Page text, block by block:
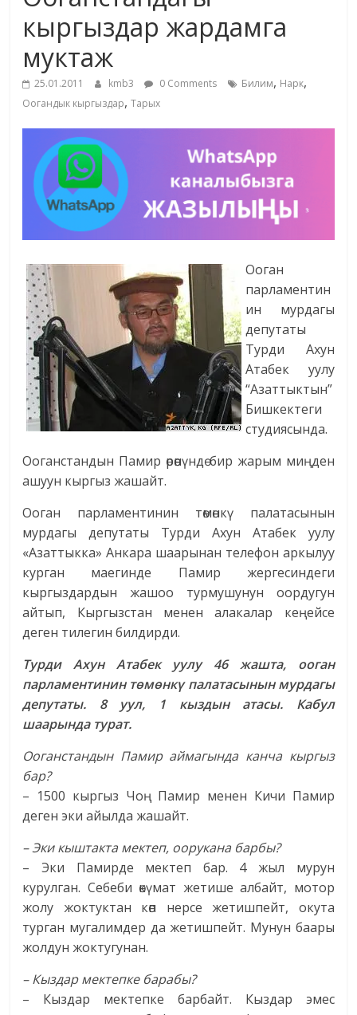
жана
адабияты
кыргыздар жардамга
муктаж
25.01.2011 kmb3 0 Comments Билим, Нарк,
Оогандык кыргыздар,Тарых
Ооган
парламентин
ин мурдагы
депутаты
Турди Ахун
Атабек уулу
“Азаттыктын”
Бишкектеги
студиясында.
Ооганстандын Памир өрөөнүндө бир жарым миңден
ашуун кыргыз жашайт.
Ооган парламентинин төмөнкү палатасынын
мурдагы депутаты Турди Ахун Атабек уулу
«Азаттыкка» Анкара шаарынан телефон аркылуу
курган маегинде Памир жергесиндеги
кыргыздардын жашоо турмушунун оордугун
айтып, Кыргызстан менен алакалар кеңейсе
деген тилегин билдирди.
Турди Ахун Атабек уулу 46 жашта, ооган
парламентинин төмөнкү палатасынын мурдагы
депутаты. 8 уул, 1 кыздын атасы. Кабул
шаарында турат.
Ооганстандын Памир аймагында канча кыргыз
бар?
– 1500 кыргыз Чоң Памир менен Кичи Памир
деген эки айылда жашайт.
– Эки кыштакта мектеп, оорукана барбы?
– Эки Памирде мектеп бар. 4 жыл мурун
курулган. Себеби өкүмат жетише албайт, мотор
жолу жоктуктан көп нерсе жетишпейт, окута
турган мугалимдер да жетишпейт. Мунун баары
жолдун жоктугунан.
– Кыздар мектепке барабы?
– Кыздар мектепке барбайт. Кыздар эмес